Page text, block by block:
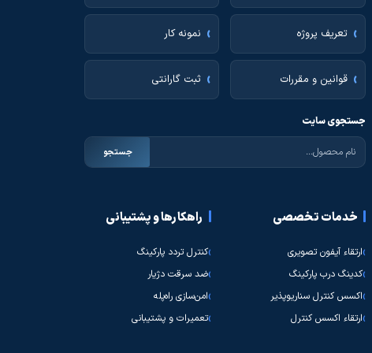
تعریف پروژه نمونه کار
قوانین و مقررات ثبت گارانتی
جستجوی سایت
جستجو
خدمات تخصصی
ارتقاء آیفون تصویری
کدینگ درب پارکینگ
اکسس کنترل سناریوپذیر
ارتقاء اکسس کنترل
راهکارها و پشتیبانی
کنترل تردد پارکینگ
ضد سرقت دژیار
امن‌سازی راه‌پله
تعمیرات و پشتیبانی